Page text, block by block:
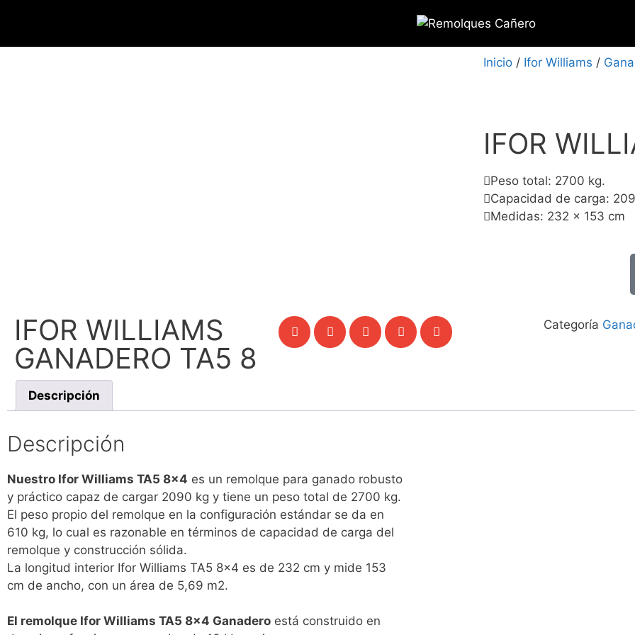
Inicio / Ifor Williams /
IFOR
Peso total: 2700 kg.
Capacidad de carga:
Medidas: 232 x 153 cm
IFOR WILLIAMS
GANADERO TA5 8
Categoría
Descripción
Descripción
Nuestro Ifor Williams TA5 8×4 es un remolque para ganado robusto
y práctico capaz de cargar 2090 kg y tiene un peso total de 2700 kg.
El peso propio del remolque en la configuración estándar se da en
610 kg, lo cual es razonable en términos de capacidad de carga del
remolque y construcción sólida.
La longitud interior Ifor Williams TA5 8×4 es de 232 cm y mide 153
cm de ancho, con un área de 5,69 m2.
El remolque Ifor Williams TA5 8×4 Ganadero está construido en